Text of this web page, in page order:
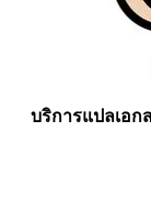
บริการแปลเอก